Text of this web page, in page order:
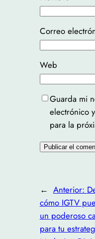
Correo
Web
Guarda mi
electrónico
para la
← Anterior:
cómo IGTV
un poderoso
para tu